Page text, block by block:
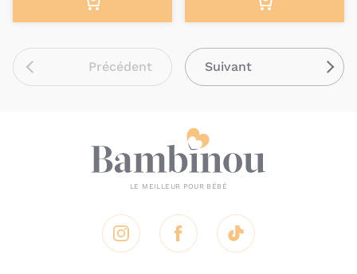
Précédent Suivant
Instagram Facebook Tik Tok